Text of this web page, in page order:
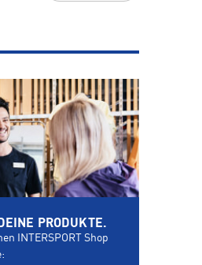
PRODUKTE.
INTERSPORT Shop